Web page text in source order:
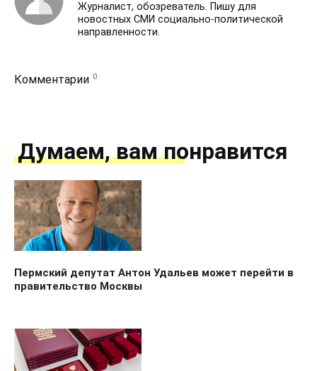
Журналист, обозреватель. Пишу для
новостных СМИ социально-политической
направленности.
Комментарии 0
Думаем, вам понравится
Пермский депутат Антон Удальев может перейти в
правительство Москвы